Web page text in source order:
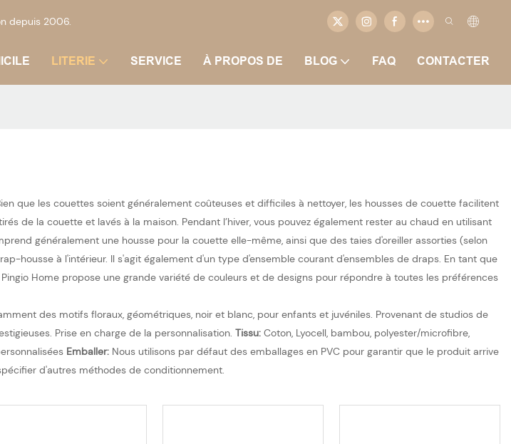
depuis 2006.
LITERIE SERVICE À PROPOS DE BLOG FAQ CONTACTER
que les couettes soient généralement coûteuses et difficiles à nettoyer, les housses de couette facilitent
de la couette et lavés à la maison. Pendant l’hiver, vous pouvez également rester au chaud en utilisant
généralement une housse pour la couette elle-même, ainsi que des taies d'oreiller assorties (selon
housse à l'intérieur. Il s'agit également d'un type d'ensemble courant d'ensembles de draps. En tant que
Home propose une grande variété de couleurs et de designs pour répondre à toutes les préférences
des motifs floraux, géométriques, noir et blanc, pour enfants et juvéniles. Provenant de studios de
Prise en charge de la personnalisation. Tissu: Coton, Lyocell, bambou, polyester/microfibre,
Emballer: Nous utilisons par défaut des emballages en PVC pour garantir que le produit arrive
d'autres méthodes de conditionnement.